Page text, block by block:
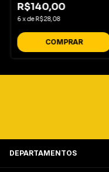
R$140,00
6xdeR$28,08
COMPRAR
DEPARTAMENTOS